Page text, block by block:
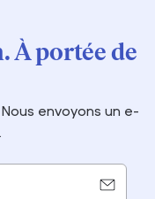
À portée de
envoyons un e-